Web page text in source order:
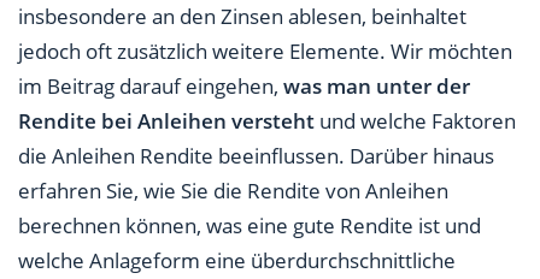
insbesondere an den Zinsen ablesen, beinhaltet
jedoch oft zusätzlich weitere Elemente. Wir möchten
im Beitrag darauf eingehen, was man unter der
Rendite bei Anleihen versteht und welche Faktoren
die Anleihen Rendite beeinflussen. Darüber hinaus
erfahren Sie, wie Sie die Rendite von Anleihen
berechnen können, was eine gute Rendite ist und
welche Anlageform eine überdurchschnittliche